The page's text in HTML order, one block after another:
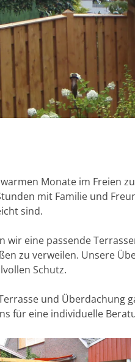
Monate im Freien
mit Familie und
sind.
eine passende
zu verweilen. Unsere
Schutz.
und Überdachung
für eine individuelle